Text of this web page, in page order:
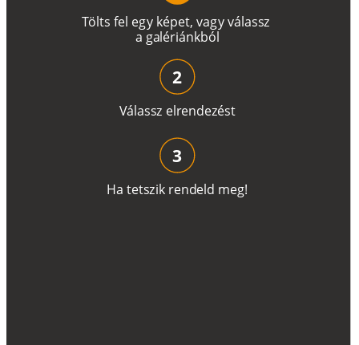
Tölts fel egy képet, vagyválassz
a galériánkból
Válassz elrendezést
2
Ha tetszik rendeld meg!
3